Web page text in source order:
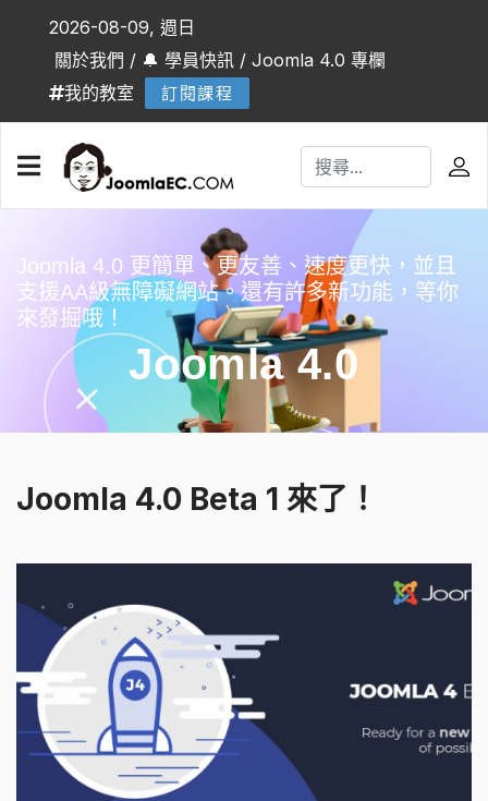
2026-08-09, 週日
關於我們 / 🔔 學員快訊 / Joomla 4.0 專欄
我的教室
訂閱課程
Joomla 4.0
Joomla 4.0 更簡單、更友善、速度更快，並且
支援AA級無障礙網站。還有許多新功能，等你
來發掘哦！
Joomla 4.0 Beta 1 來了！